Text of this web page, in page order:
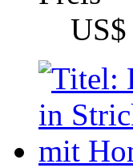
Autor